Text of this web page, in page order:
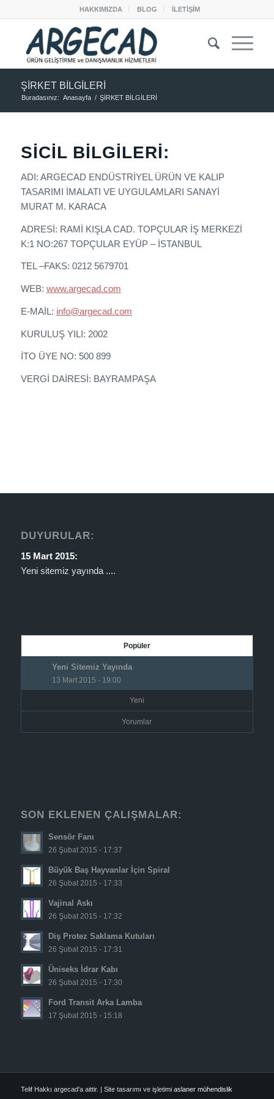
HAKKIMIZDA BLOG İLETİŞİM
ŞİRKET BİLGİLERİ
Buradasınız: Anasayfa / ŞİRKET BİLGİLERİ
SICIL BILGILERI:
ADI: ARGECAD ENDÜSTRİYEL ÜRÜN VE KALIP
TASARIMI İMALATI VE UYGULAMLARI SANAYİ
MURAT M. KARACA
ADRESİ: RAMİ KIŞLA CAD. TOPÇULAR İŞ MERKEZİ
K:1 NO:267 TOPÇULAR EYÜP – İSTANBUL
TEL –FAKS: 0212 5679701
WEB: www.argecad.com
E-MAİL: info@argecad.com
KURULUŞ YILI: 2002
İTO ÜYE NO: 500 899
VERGİ DAİRESİ: BAYRAMPAŞA
DUYURULAR:
15 Mart 2015:
Yeni sitemiz yayında ....
Popüler
Yeni Sitemiz Yayında
13 Mart 2015 - 19:00
Yeni
Yorumlar
SON EKLENEN ÇALIŞMALAR:
Sensör Fanı
26 Şubat 2015 - 17:37
Büyük Baş Hayvanlar İçin Spiral
26 Şubat 2015 - 17:33
Vajinal Askı
26 Şubat 2015 - 17:32
Diş Protez Saklama Kutuları
26 Şubat 2015 - 17:31
Üniseks İdrar Kabı
26 Şubat 2015 - 17:30
Ford Transit Arka Lamba
17 Şubat 2015 - 15:18
Telif Hakkı argecad'a aittir. | Site tasarımı ve işletimi aslaner mühendislik